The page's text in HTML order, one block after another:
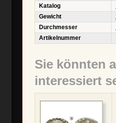
Katalog
Gewicht
Durchmesser
Artikelnummer
Sie könnten
interessiert